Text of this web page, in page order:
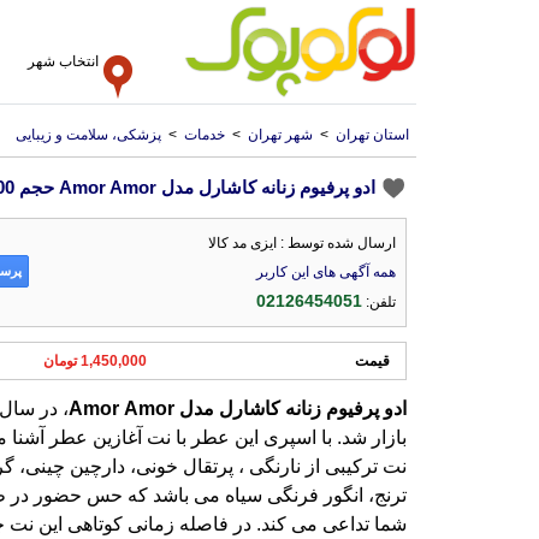
انتخاب شهر
استان تهران > شهر تهران > خدمات > پزشکی، سلامت و زیبایی
ادو پرفیوم زنانه کاشارل مدل Amor Amor حجم 100 میل
ارسال شده توسط : ایزی مد کالا
همه آگهی های این کاربر
تلفن:02126454051
قیمت 1,450,000 تومان
ادو پرفیوم زنانه کاشارل مدل Amor Amor